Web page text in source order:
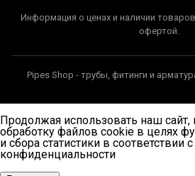
Информация о ценах и наличии
офертой.
Pipes Shop - трубы, фитинги и
Продолжая использовать наш сайт,
обработку файлов cookie в целях
и сбора статистики в соответствии с
конфиденциальности